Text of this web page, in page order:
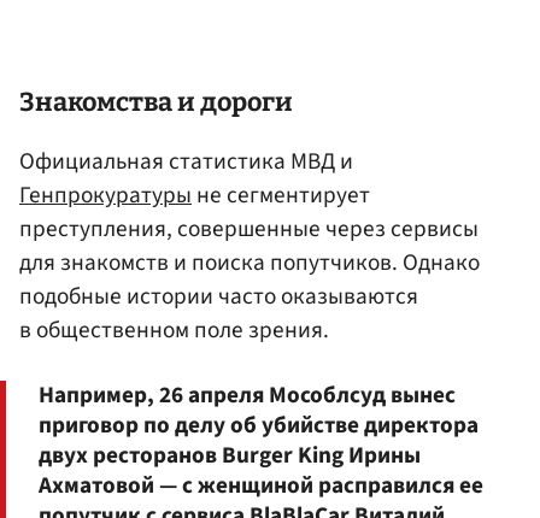
Знакомства и дороги
Официальная статистика МВД и
Генпрокуратурыне сегментирует
преступления, совершенные через сервисы
для знакомств и поиска попутчиков. Однако
подобные истории часто оказываются
в общественном поле зрения.
Например, 26 апреля Мособлсуд вынес
приговор по делу об убийстве директора
двух ресторанов Burger King Ирины
Ахматовой — с женщиной расправился ее